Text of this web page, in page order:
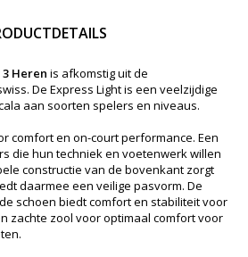
3 Heren is afkomstig uit de
De Express Light is een veelzijdige
aan soorten spelers en niveaus.
comfort en on-court performance. Een
die hun techniek en voetenwerk willen
constructie van de bovenkant zorgt
daarmee een veilige pasvorm. De
schoen biedt comfort en stabiliteit voor
zachte zool voor optimaal comfort voor